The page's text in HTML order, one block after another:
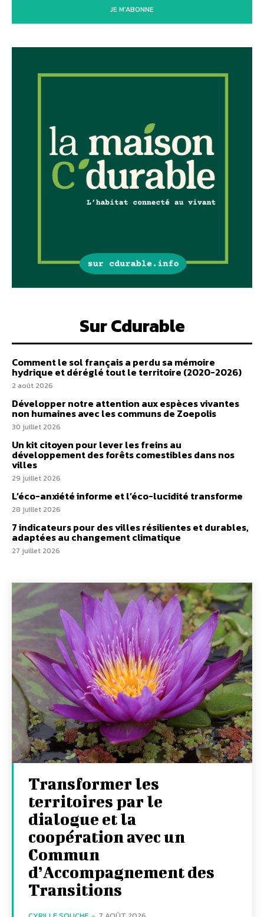
JE M'ABONNE
Sur Cdurable
Comment le sol français a perdu sa mémoire
hydrique et déréglé tout le territoire (2020-2026)
2 août 2026
Développer notre attention aux espèces vivantes
non humaines avec les communs de Zoepolis
30 juillet 2026
Un kit citoyen pour lever les freins au
développement des forêts comestibles dans nos
villes
29 juillet 2026
L’éco-anxiété informe et l’éco-lucidité transforme
28 juillet 2026
7 indicateurs pour des villes résilientes et durables,
adaptées au changement climatique
27 juillet 2026
Transformer les
territoires par le
dialogue et la
coopération avec un
Commun
d’Accompagnement des
Transitions